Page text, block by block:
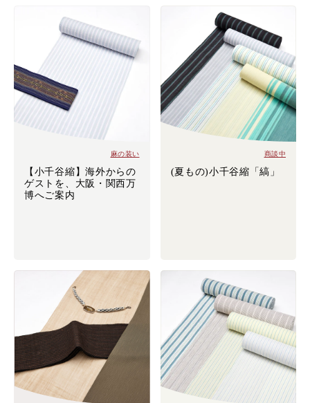
麻の装い
【小千谷縮】海外からの
ゲストを、大阪・関西万
博へご案内
商談中
(夏もの)小千谷縮「縞」